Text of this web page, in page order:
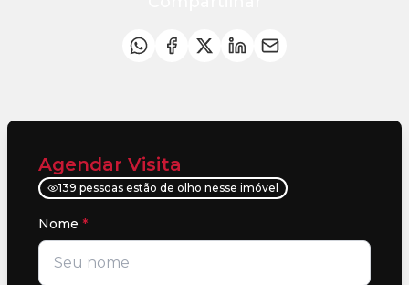
Agendar Visita
139 pessoas estão de olho nesse imóvel
Nome *